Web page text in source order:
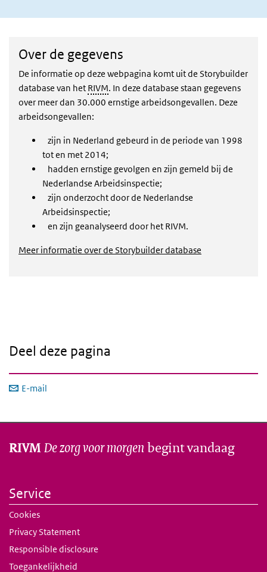
Over de gegevens
De informatie op deze webpagina komt uit de Storybuilder
database van het RIVM. In deze database staan gegevens
over meer dan 30.000 ernstige arbeidsongevallen. Deze
arbeidsongevallen:
zijn in Nederland gebeurd in de periode van 1998
tot en met 2014;
hadden ernstige gevolgen en zijn gemeld bij de
Nederlandse Arbeidsinspectie;
zijn onderzocht door de Nederlandse
Arbeidsinspectie;
en zijn geanalyseerd door het RIVM.
Meer informatie over de Storybuilder database
Deel deze pagina
E-mail
RIVMDe zorg voor morgen begint vandaag
Service
Cookies
Privacy Statement
Responsible disclosure
Toegankelijkheid